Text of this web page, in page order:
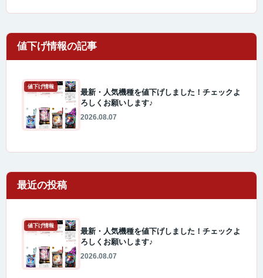
値下げ情報
最新・人気機種を値下げしました！チェックよ
ろしくお願いします♪
2026.08.07
最近の投稿
値下げ情報
最新・人気機種を値下げしました！チェックよ
ろしくお願いします♪
2026.08.07